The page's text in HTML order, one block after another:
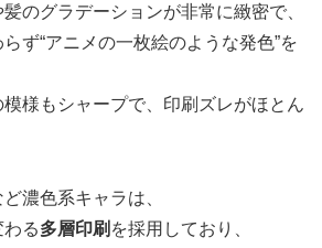
のグラデーションが非常に緻密で、
ず“アニメの一枚絵のような発色”を
様もシャープで、印刷ズレがほとん
濃色系キャラは、
る多層印刷 を採用しており、